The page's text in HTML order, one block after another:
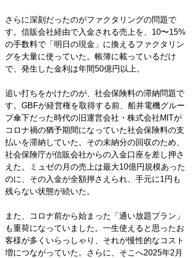
さらに深刻だったのがファクタリングの問題で
す。信販会社経由で入金される売上を、10〜15%
の手数料で「明日の現金」に換えるファクタリン
グを大量に使っていた。帳簿に載っているだけ
で、発生した金利は年間50億円以上。
追い打ちをかけたのが、社会保険料の滞納問題で
す。GBFが経営権を取得する前、船井電機グルー
プ傘下だった時代の旧運営会社・株式会社MITが
コロナ禍の猶予期間になっていた社会保険料の支
払いを滞納していた。その未納分の回収のため、
社会保険庁が信販会社からの入金口座を差し押さ
えた。ミュゼの月の売上は最大10億円規模あった
のに、その入金が全額押さえられ、手元に1円も
残らない状態が続いた。
また、コロナ前から始まった「通い放題プラン」
も重荷になっていました。一生使えると思ったお
客様が多くいらっしゃり、それが慢性的なコスト
増につながっていた。さらに、そこへ2025年2月